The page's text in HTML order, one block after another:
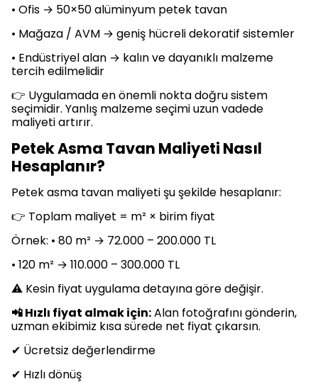
• Ofis → 50×50 alüminyum petek tavan
• Mağaza / AVM → geniş hücreli dekoratif sistemler
• Endüstriyel alan → kalın ve dayanıklı malzeme
tercih edilmelidir
👉 Uygulamada en önemli nokta doğru sistem
seçimidir. Yanlış malzeme seçimi uzun vadede
maliyeti artırır.
Petek Asma Tavan Maliyeti Nasıl
Hesaplanır?
Petek asma tavan maliyeti şu şekilde hesaplanır:
👉 Toplam maliyet = m² × birim fiyat
Örnek: • 80 m² → 72.000 – 200.000 TL
• 120 m² → 110.000 – 300.000 TL
⚠️ Kesin fiyat uygulama detayına göre değişir.
📲 Hızlı fiyat almak için:Alan fotoğrafını gönderin,
uzman ekibimiz kısa sürede net fiyat çıkarsın.
✔ Ücretsiz değerlendirme
✔ Hızlı dönüş